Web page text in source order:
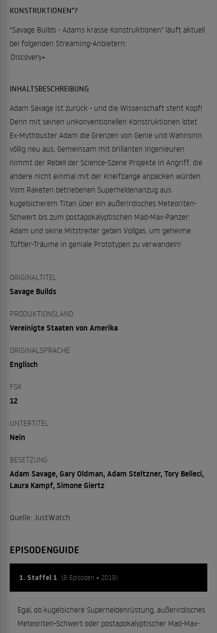
KONSTRUKTIONEN"?
"Savage Builds - Adams krasse Konstruktionen" läuft aktuell
bei folgenden Streaming-Anbietern:
Discovery+
INHALTSBESCHREIBUNG
Adam Savage ist zurück - und die Wissenschaft steht Kopf!
Denn mit seinen unkonventionellen Konstruktionen lotet
Ex-Mythbuster Adam die Grenzen von Genie und Wahnsinn
völlig neu aus. Gemeinsam mit brillanten Ingenieuren
nimmt der Rebell der Science-Szene Projekte in Angriff, die
andere nicht einmal mit der Kneifzange anpacken würden.
Vom Raketen betriebenen Superheldenanzug aus
kugelsicherem Titan über ein außerirdisches Meteoriten-
Schwert bis zum postapokalyptischen Mad-Max-Panzer:
Adam und seine Mitstreiter geben Vollgas, um geheime
Tüftler-Träume in geniale Prototypen zu verwandeln!
ORIGINALTITEL
Savage Builds
PRODUKTIONSLAND
Vereinigte Staaten von Amerika
ORIGINALSPRACHE
Englisch
FSK
12
UNTERTITEL
Nein
BESETZUNG
Adam Savage, Gary Oldman, Adam Steltzner, Tory Belleci,
Laura Kampf, Simone Giertz
Quelle: JustWatch
EPISODENGUIDE
1. Staffel 1 (8 Episoden • 2019)
Egal, ob kugelsichere Superheldenrüstung, außerirdisches
Meteoriten-Schwert oder postapokalyptischer Mad-Max-